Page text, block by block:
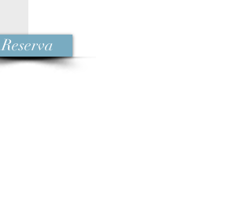
Reserva